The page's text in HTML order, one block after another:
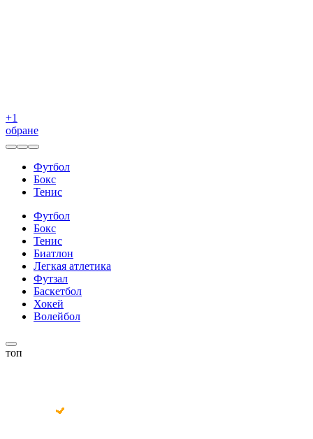
+1
обране
Футбол
Бокс
Тенис
Футбол
Бокс
Тенис
Биатлон
Легкая атлетика
Футзал
Баскетбол
Хокей
Волейбол
топ